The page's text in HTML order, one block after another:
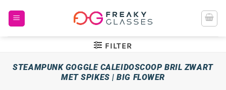
naar
FILTER
STEAMPUNK GOGGLE CALEIDOSCOOP BRIL ZWART
MET SPIKES | BIG FLOWER